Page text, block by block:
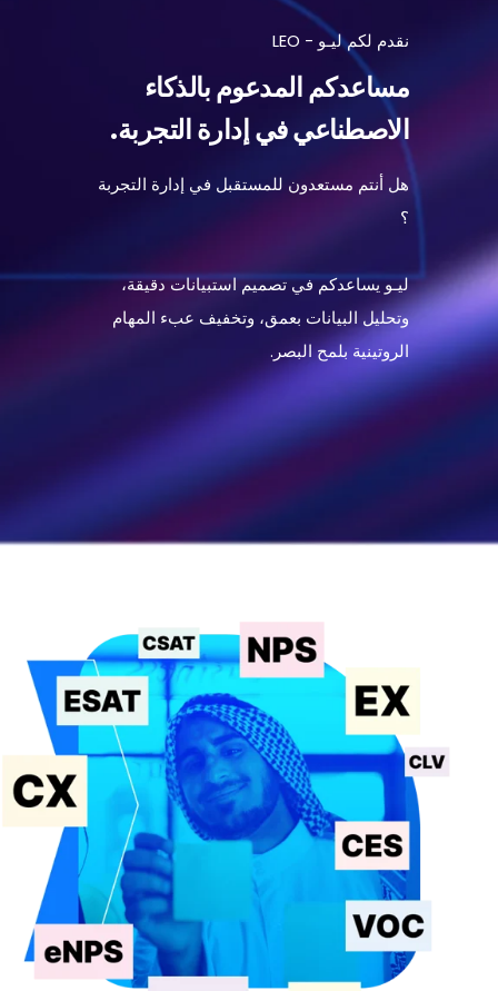
نقدم لكم ليـو - LEO
مساعدكم المدعوم بالذكاء
الاصطناعي في إدارة التجربة.
هل أنتم مستعدون للمستقبل في إدارة التجربة
؟
ليـويساعدكمفيتصميماستبياناتدقيقة،
وتحليلالبيانات بعمق، وتخفيف عبء المهام
الروتينية بلمحالبصر .